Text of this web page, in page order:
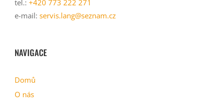
tel.: +420 773 222 271
e-mail: servis.lang@seznam.cz
NAVIGACE
Domů
O nás